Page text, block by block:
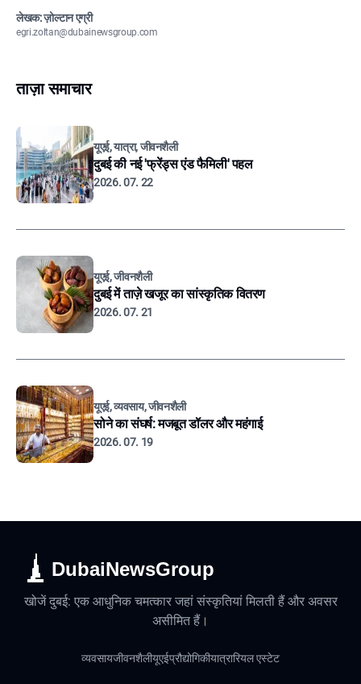
लेखक: ज़ोल्टान एग्री
egri.zoltan@dubainewsgroup.com
ताज़ा समाचार
यूएई, यात्रा, जीवनशैली
दुबई की नई 'फ्रेंड्स एंड फैमिली' पहल
2026. 07. 22
यूएई, जीवनशैली
दुबई में ताज़े खजूर का सांस्कृतिक वितरण
2026. 07. 21
यूएई, व्यवसाय, जीवनशैली
सोने का संघर्ष: मजबूत डॉलर और महंगाई
2026. 07. 19
DubaiNewsGroup
खोजें दुबई: एक आधुनिक चमत्कार जहां संस्कृतियां मिलती हैं और अवसर
असीमित हैं।
व्यवसायजीवनशैलीयूएईप्रौद्योगिकीयात्रारियल एस्टेट